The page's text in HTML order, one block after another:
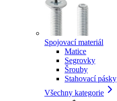
Spojovací materiál
Matice
Segrovky
Šrouby
Stahovací pásky
Všechny kategorie